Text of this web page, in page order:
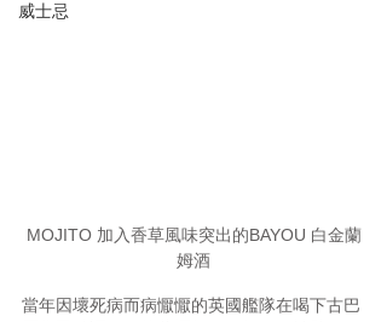
威士忌
MOJITO 加入香草風味突出的BAYOU 白金蘭
姆酒
當年因壞死病而病懨懨的英國艦隊在喝下古巴